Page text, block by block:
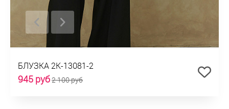
БЛУЗКА 2К-13081-2
945 руб2 100 руб